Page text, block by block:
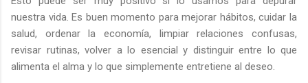
nuestra vida. Es buen momento para mejorar hábitos, cuidar la
salud, ordenar la economía, limpiar relaciones confusas,
revisar rutinas, volver a lo esencial y distinguir entre lo que
alimenta el alma y lo que simplemente entretiene al deseo.